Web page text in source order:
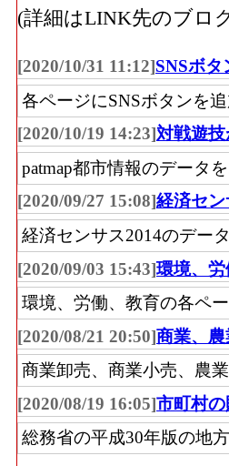
(詳細はLINK先のブロ
[2020/10/31 11:12]SNSボタ
各ページにSNSボタンを
[2020/10/19 14:23]対戦遊
patmap都市情報のデータ
[2020/09/27 15:08]経済セ
経済センサス2014のデー
[2020/09/03 15:43]環境、
環境、労働、教育の各ペ
[2020/08/21 20:50]商業、
商業卸売、商業小売、農
[2020/08/19 16:05]市町村
総務省の平成30年版の地